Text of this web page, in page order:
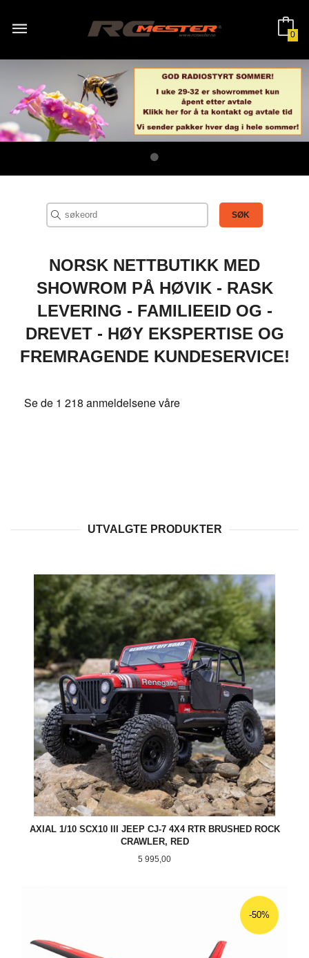
innholdet
0
NORSK NETTBUTIKK MED
SHOWROM PÅ HØVIK - RASK
LEVERING - FAMILIEEID OG -
DREVET - HØY EKSPERTISE OG
FREMRAGENDE KUNDESERVICE!
UTVALGTE PRODUKTER
AXIAL 1/10 SCX10 III JEEP CJ-7 4X4 RTR BRUSHED ROCK
CRAWLER, RED
Pris
5 995,00
-50%